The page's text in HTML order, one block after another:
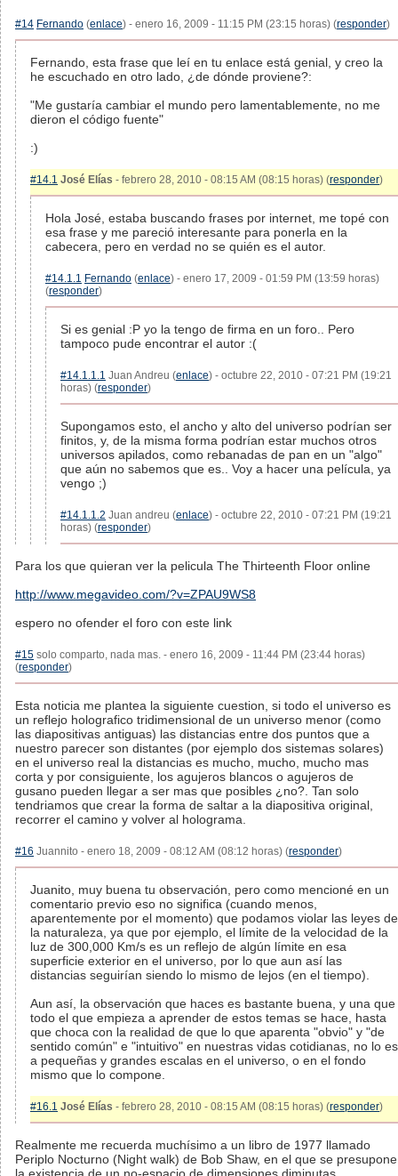
#14 Fernando (enlace) - enero 16, 2009 - 11:15 PM (23:15 horas) (responder)
Fernando, esta frase que leí en tu enlace está genial, y creo la
he escuchado en otro lado, ¿de dónde proviene?:
"Me gustaría cambiar el mundo pero lamentablemente, no me
dieron el código fuente"
:)
#14.1 José Elías - febrero 28, 2010 - 08:15 AM (08:15 horas) (responder)
Hola José, estaba buscando frases por internet, me topé con
esa frase y me pareció interesante para ponerla en la
cabecera, pero en verdad no se quién es el autor.
#14.1.1 Fernando (enlace) - enero 17, 2009 - 01:59 PM (13:59 horas)
(responder)
Si es genial :P yo la tengo de firma en un foro.. Pero
tampoco pude encontrar el autor :(
#14.1.1.1 Juan Andreu (enlace) - octubre 22, 2010 - 07:21 PM (19:21
horas) (responder)
Supongamos esto, el ancho y alto del universo podrían ser
finitos, y, de la misma forma podrían estar muchos otros
universos apilados, como rebanadas de pan en un "algo"
que aún no sabemos que es.. Voy a hacer una película, ya
vengo ;)
#14.1.1.2 Juan andreu (enlace) - octubre 22, 2010 - 07:21 PM (19:21
horas) (responder)
Para los que quieran ver la pelicula The Thirteenth Floor online
http://www.megavideo.com/?v=ZPAU9WS8
espero no ofender el foro con este link
#15 solo comparto, nada mas. - enero 16, 2009 - 11:44 PM (23:44 horas)
(responder)
Esta noticia me plantea la siguiente cuestion, si todo el universo es
un reflejo holografico tridimensional de un universo menor (como
las diapositivas antiguas) las distancias entre dos puntos que a
nuestro parecer son distantes (por ejemplo dos sistemas solares)
en el universo real la distancias es mucho, mucho, mucho mas
corta y por consiguiente, los agujeros blancos o agujeros de
gusano pueden llegar a ser mas que posibles ¿no?. Tan solo
tendriamos que crear la forma de saltar a la diapositiva original,
recorrer el camino y volver al holograma.
#16 Juannito - enero 18, 2009 - 08:12 AM (08:12 horas) (responder)
Juanito, muy buena tu observación, pero como mencioné en un
comentario previo eso no significa (cuando menos,
aparentemente por el momento) que podamos violar las leyes de
la naturaleza, ya que por ejemplo, el límite de la velocidad de la
luz de 300,000 Km/s es un reflejo de algún límite en esa
superficie exterior en el universo, por lo que aun así las
distancias seguirían siendo lo mismo de lejos (en el tiempo).
Aun así, la observación que haces es bastante buena, y una que
todo el que empieza a aprender de estos temas se hace, hasta
que choca con la realidad de que lo que aparenta "obvio" y "de
sentido común" e "intuitivo" en nuestras vidas cotidianas, no lo es
a pequeñas y grandes escalas en el universo, o en el fondo
mismo que lo compone.
#16.1 José Elías - febrero 28, 2010 - 08:15 AM (08:15 horas) (responder)
Realmente me recuerda muchísimo a un libro de 1977 llamado
Periplo Nocturno (Night walk) de Bob Shaw, en el que se presupone